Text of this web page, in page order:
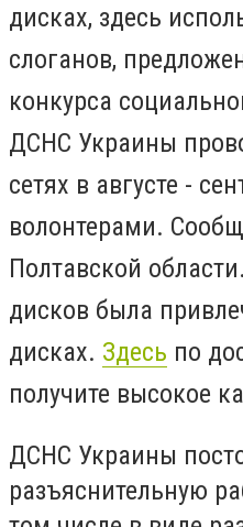
дисках, здесь
слоганов,
конкурса
ДСНС Украины
сетях в августе -
волонтерами.
Полтавской
дисков была
дисках. Здесь по
получите высокое
ДСНС Украины
разъяснительную